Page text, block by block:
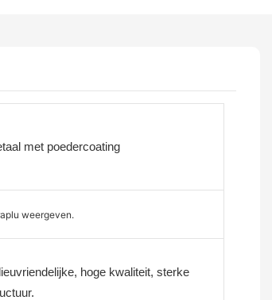
met poedercoating
weergeven.
hoge kwaliteit, sterke